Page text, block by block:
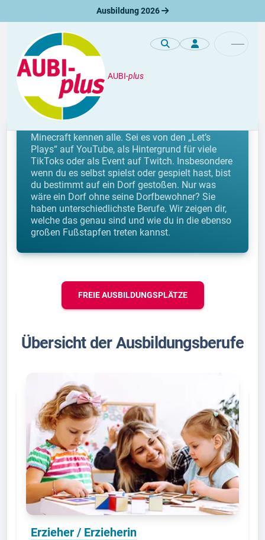
Ausbildung 2026
AUBI-plus
Berufe
Berufe in Minecraft
Minecraft kennen alle. Sei es von den „Let’s
Plays“ auf YouTube, als Hintergrund für viele
TikToks oder als Event auf Twitch. Insbesondere
wenn du es selbst spielst oder gespielt hast, bist
du bestimmt auf ein Dorf gestoßen. Nur was
wäre ein Dorf ohne seine Dorfbewohner? Sie
haben unterschiedlichste Berufe. Wir zeigen dir,
welche das genau sind und wie du in die ebenso
großen Fußstapfen treten kannst.
FREIE AUSBILDUNGSPLÄTZE
Übersicht der Ausbildungsberufe
Erzieher / Erzieherin